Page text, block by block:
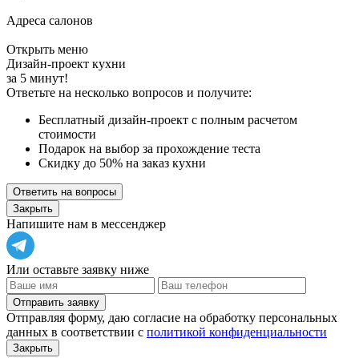
Адреса салонов
Открыть меню
Дизайн-проект кухни
за 5 минут!
Ответьте на несколько вопросов и получите:
Бесплатный дизайн-проект с полным расчетом
стоимости
Подарок на выбор за прохождение теста
Скидку до 50% на заказ кухни
Ответить на вопросы
Закрыть
Напишите нам в мессенджер
Или оставьте заявку ниже
Отправить заявку
Отправляя форму, даю согласие на обработку персональных
данных в соответствии с политикой конфиденциальности
Закрыть